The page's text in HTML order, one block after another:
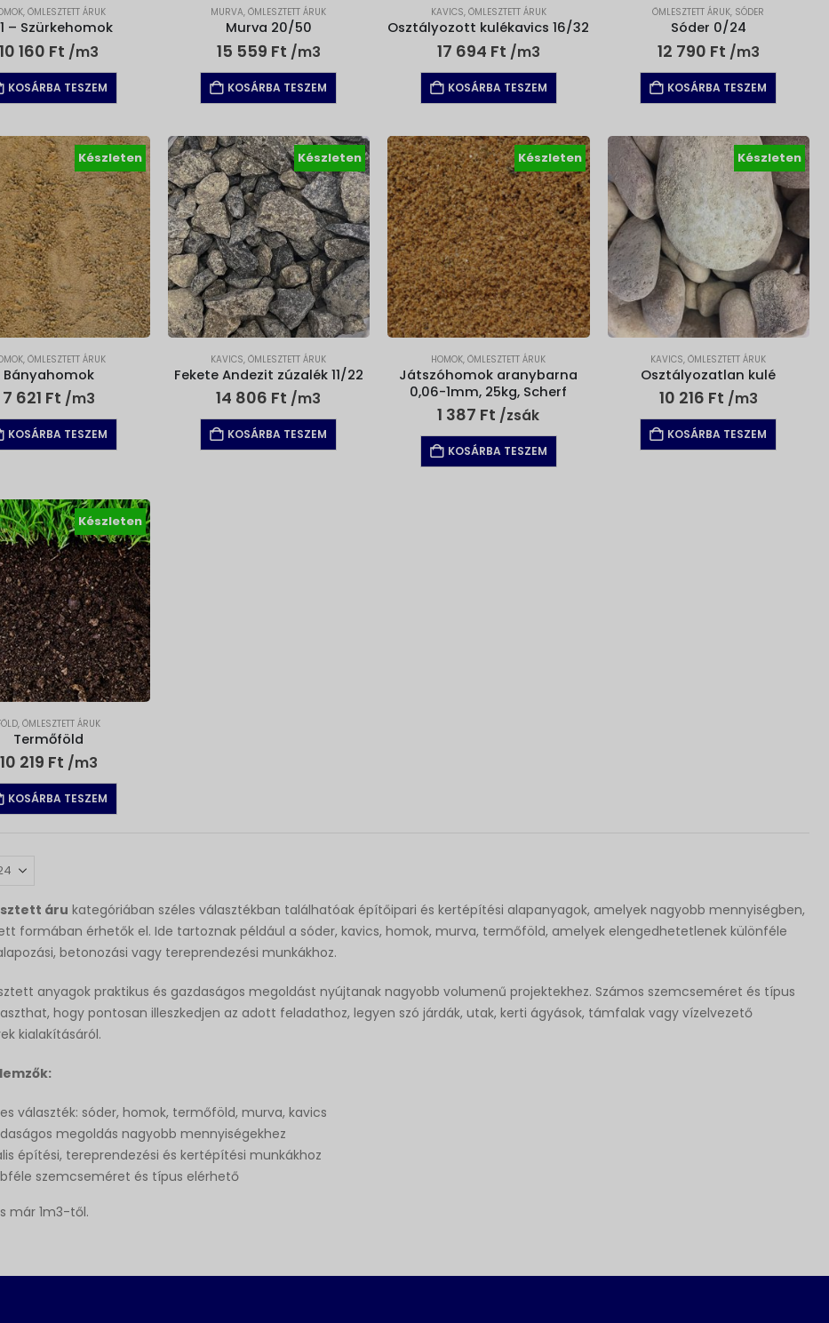
,ÖMLESZTETT ÁRUK
– Szürkehomok
10 160 Ft /m3
KOSÁRBA TESZEM
MURVA,ÖMLESZTETT ÁRUK
Murva 20/50
15 559 Ft /m3
KOSÁRBA TESZEM
KAVICS, ÖMLESZTETT ÁRUK
Osztályozott kulékavics 16/32
17 694 Ft /m3
KOSÁRBA TESZEM
ÖMLESZTETT ÁRUK, SÓDER
Sóder 0/24
12 790 Ft /m3
KOSÁRBA TESZEM
Készleten
,ÖMLESZTETT ÁRUK
Bányahomok
7 621 Ft /m3
KOSÁRBA TESZEM
Készleten
KAVICS,ÖMLESZTETT ÁRUK
Fekete Andezit zúzalék 11/22
14 806 Ft /m3
KOSÁRBA TESZEM
Készleten
HOMOK,ÖMLESZTETT ÁRUK
Játszóhomok aranybarna
0,06-1mm, 25kg, Scherf
1 387 Ft /zsák
KOSÁRBA TESZEM
Készleten
KAVICS,ÖMLESZTETT ÁRUK
Osztályozatlan kulé
10 216 Ft /m3
KOSÁRBA TESZEM
Készleten
,ÖMLESZTETT ÁRUK
Termőföld
10 219 Ft /m3
KOSÁRBA TESZEM
áru kategóriában széles választékban találhatóak építőipari és kertépítési alapanyagok, amelyek nagyobb mennyiségben,
formában érhetők el. Ide tartoznak például a sóder, kavics, homok, murva, termőföld, amelyek elengedhetetlenek különféle
betonozási vagy tereprendezési munkákhoz.
anyagok praktikus és gazdaságos megoldást nyújtanak nagyobb volumenű projektekhez. Számos szemcseméret és típus
hogy pontosan illeszkedjen az adott feladathoz, legyen szó járdák, utak, kerti ágyások, támfalak vagy vízelvezető
kialakításáról.
választék: sóder, homok, termőföld, murva, kavics
megoldás nagyobb mennyiségekhez
építési, tereprendezési és kertépítési munkákhoz
szemcseméret és típus elérhető
már 1m3-től.